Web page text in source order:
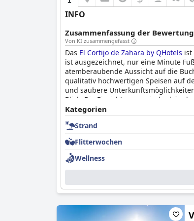
INFO
Zusammenfassung der
Von KI zusammengefasst
Das El Cortijo de Zahara by QHotels ist
ist ausgezeichnet, nur eine Minute
atemberaubende Aussicht auf die
qualitativ hochwertigen Speisen auf
und saubere
Blick. Die Einrichtungen sind schön,
Der Poolbereich ist atemberaubend
ist ein großer Pluspunkt der Anlage.
einiger Beschwerden über die
einen Aufenthalt mit
Kategorien
Strand
Flitterwochen
Wellness